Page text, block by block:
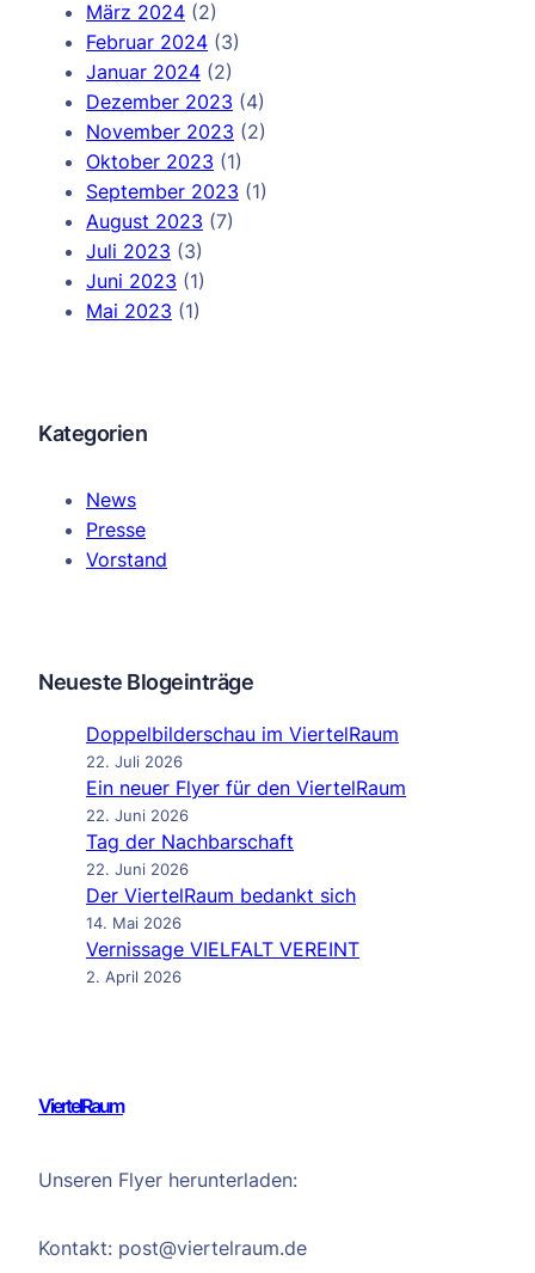
März 2024 (2)
Februar 2024 (3)
Januar 2024 (2)
Dezember 2023 (4)
November 2023 (2)
Oktober 2023 (1)
September 2023 (1)
August 2023 (7)
Juli 2023 (3)
Juni 2023 (1)
Mai 2023 (1)
Kategorien
News
Presse
Vorstand
Neueste Blogeinträge
Doppelbilderschau im ViertelRaum
22. Juli 2026
Ein neuer Flyer für den ViertelRaum
22. Juni 2026
Tag der Nachbarschaft
22. Juni 2026
Der ViertelRaum bedankt sich
14. Mai 2026
Vernissage VIELFALT VEREINT
2. April 2026
ViertelRaum
Unseren Flyer herunterladen:
Kontakt: post@viertelraum.de